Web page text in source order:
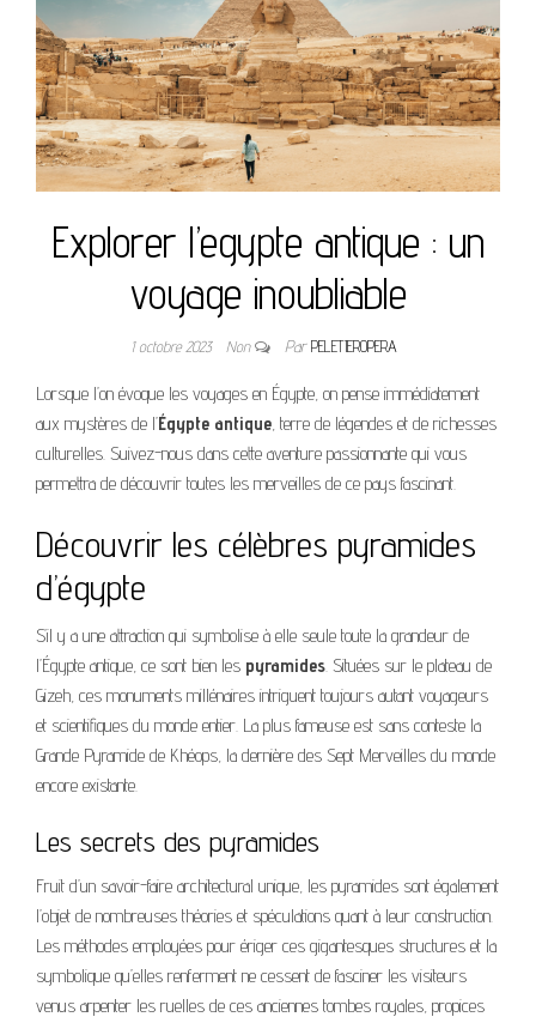
Explorer l’egypte antique : un
voyage inoubliable
1 octobre 2023 Non ParPELETIEROPERA
Lorsque l’on évoque les voyages en Égypte, on pense immédiatement
aux mystères de l’Égypte antique, terre de légendes et de richesses
culturelles. Suivez-nous dans cette aventure passionnante qui vous
permettra de découvrir toutes les merveilles de ce pays fascinant.
Découvrir les célèbres pyramides
d’égypte
S’il y a une attraction qui symbolise à elle seule toute la grandeur de
l’Égypte antique, ce sont bien les pyramides. Situées sur le plateau de
Gizeh, ces monuments millénaires intriguent toujours autant voyageurs
et scientifiques du monde entier. La plus fameuse est sans conteste la
Grande Pyramide de Khéops, la dernière des Sept Merveilles du monde
encore existante.
Les secrets des pyramides
Fruit d’un savoir-faire architectural unique, les pyramides sont également
l’objet de nombreuses théories et spéculations quant à leur construction.
Les méthodes employées pour ériger ces gigantesques structures et la
symbolique qu’elles renferment ne cessent de fasciner les visiteurs
venus arpenter les ruelles de ces anciennes tombes royales, propices